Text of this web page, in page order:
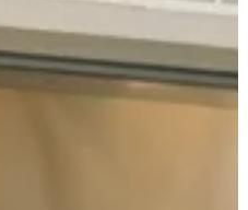
wyposażenie ceramiczne,